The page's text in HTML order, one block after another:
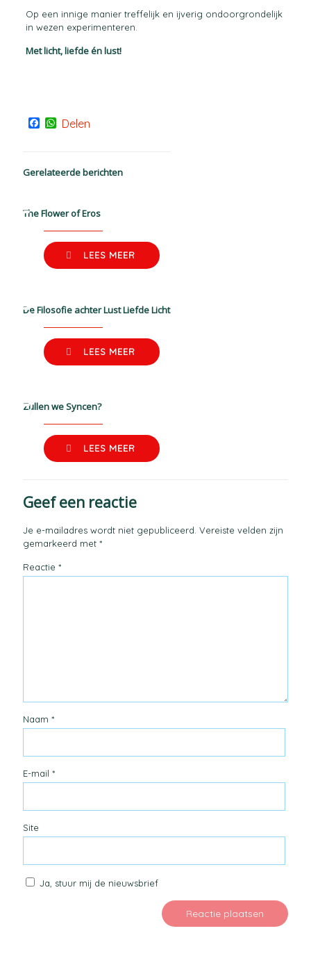
Op een innige manier treffelijk en ijverig ondoorgrondelijk
in wezen experimenteren.
Met licht, liefde én lust!
Facebook
WhatsApp
Delen
Gerelateerde berichten
The Flower of Eros
LEES MEER
De Filosofie achter Lust Liefde Licht
LEES MEER
Zullen we Syncen?
LEES MEER
Geef een reactie
Je e-mailadres wordt niet gepubliceerd. Vereiste velden zijn
gemarkeerd met *
Reactie *
Naam *
E-mail *
Site
Ja, stuur mij de nieuwsbrief